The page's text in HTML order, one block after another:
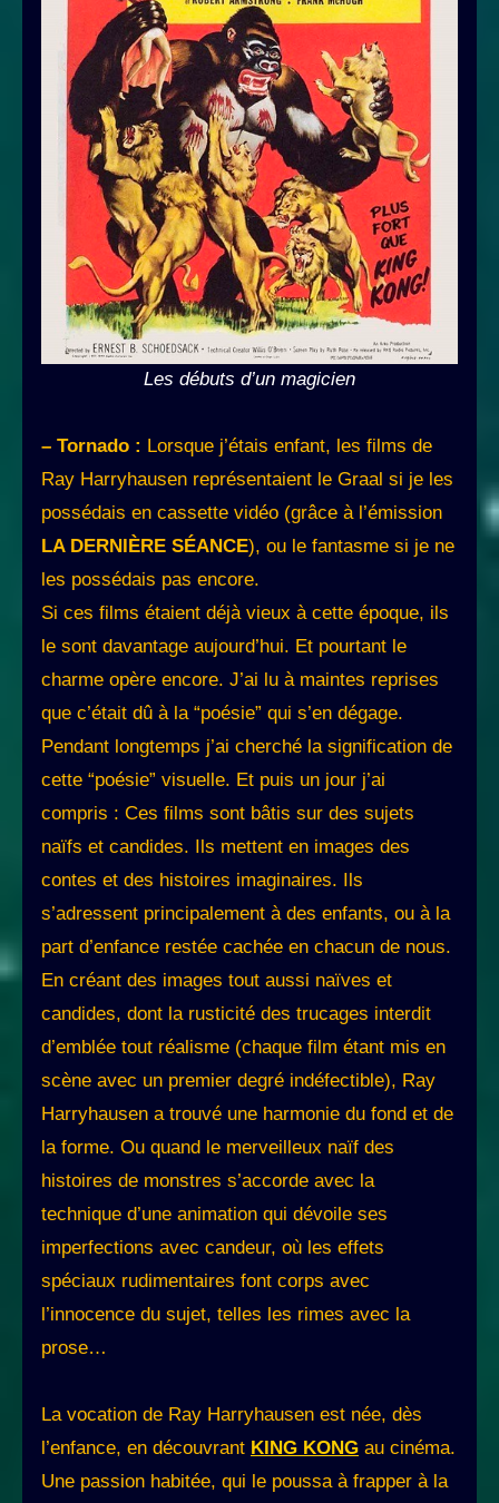
Les débuts d’un magicien
– Tornado : Lorsque j’étais enfant, les films de
Ray Harryhausen représentaient le Graal si je les
possédais en cassette vidéo (grâce à l’émission
LA DERNIÈRE SÉANCE), ou le fantasme si je ne
les possédais pas encore.
Si ces films étaient déjà vieux à cette époque, ils
le sont davantage aujourd’hui. Et pourtant le
charme opère encore. J’ai lu à maintes reprises
que c’était dû à la “poésie” qui s’en dégage.
Pendant longtemps j’ai cherché la signification de
cette “poésie” visuelle. Et puis un jour j’ai
compris : Ces films sont bâtis sur des sujets
naïfs et candides. Ils mettent en images des
contes et des histoires imaginaires. Ils
s’adressent principalement à des enfants, ou à la
part d’enfance restée cachée en chacun de nous.
En créant des images tout aussi naïves et
candides, dont la rusticité des trucages interdit
d’emblée tout réalisme (chaque film étant mis en
scène avec un premier degré indéfectible), Ray
Harryhausen a trouvé une harmonie du fond et de
la forme. Ou quand le merveilleux naïf des
histoires de monstres s’accorde avec la
technique d’une animation qui dévoile ses
imperfections avec candeur, où les effets
spéciaux rudimentaires font corps avec
l’innocence du sujet, telles les rimes avec la
prose…
La vocation de Ray Harryhausen est née, dès
l’enfance, en découvrant KING KONG au cinéma.
Une passion habitée, qui le poussa à frapper à la